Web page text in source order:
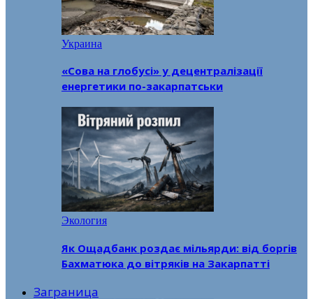
Украина
«Сова на глобусі» у децентралізації
енергетики по-закарпатськи
Экология
Як Ощадбанк роздає мільярди: від боргів
Бахматюка до вітряків на Закарпатті
Заграница